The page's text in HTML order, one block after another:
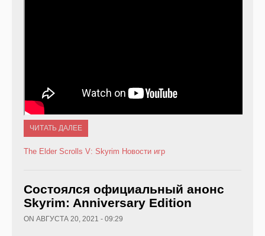
ЧИТАТЬ ДАЛЕЕ
The Elder Scrolls V: Skyrim Новости игр
Состоялся официальный анонс
Skyrim: Anniversary Edition
ON АВГУСТА 20, 2021 - 09:29